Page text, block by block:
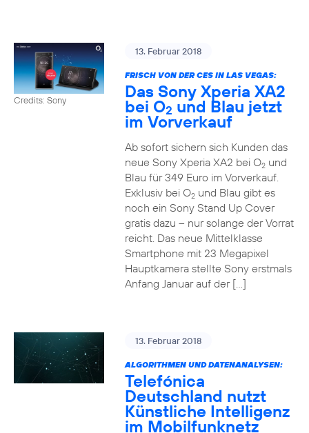
Credits: Sony
13. Februar 2018
FRISCH VON DER CES IN LAS VEGAS:
Das Sony Xperia XA2
bei O2 und Blau jetzt
im Vorverkauf
Ab sofort sichern sich Kunden das
neue Sony Xperia XA2 bei O2und
Blau für 349 Euro im Vorverkauf.
Exklusiv bei O2und Blau gibt es
noch ein Sony Stand Up Cover
gratis dazu – nur solange der Vorrat
reicht. Das neue Mittelklasse
Smartphone mit 23 Megapixel
Hauptkamera stellte Sony erstmals
Anfang Januar auf der […]
13. Februar 2018
ALGORITHMEN UND DATENANALYSEN:
Telefónica
Deutschland nutzt
Künstliche Intelligenz
im Mobilfunknetz